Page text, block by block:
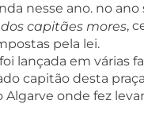
nesse ano. no
capitães mores,
pela lei.
lançada em várias
capitão desta
Algarve onde fez